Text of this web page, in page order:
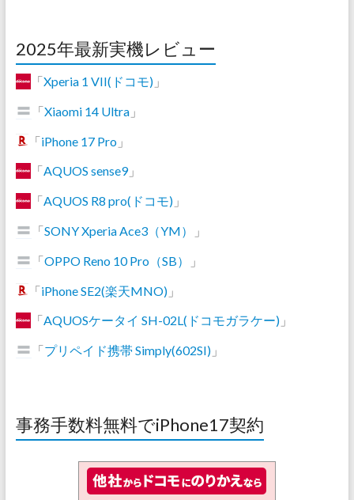
2025年最新実機レビュー
「Xperia 1 VII(ドコモ)」
「Xiaomi 14 Ultra」
「iPhone 17 Pro」
「AQUOS sense9」
「AQUOS R8 pro(ドコモ)」
「SONY Xperia Ace3（YM）
」
「OPPO Reno 10 Pro（SB）
」
「iPhone SE2(楽天MNO)」
「AQUOSケータイ SH-02L(ドコモガラケー)」
「プリペイド携帯 Simply(602SI)」
事務手数料無料でiPhone17契約